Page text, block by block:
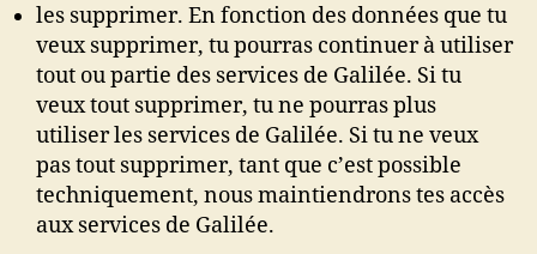
les supprimer. En fonction des données que tu
veux supprimer, tu pourras continuer à utiliser
tout ou partie des services de Galilée. Si tu
veux tout supprimer, tu ne pourras plus
utiliser les services de Galilée. Si tu ne veux
pas tout supprimer, tant que c’est possible
techniquement, nous maintiendrons tes accès
aux services de Galilée.